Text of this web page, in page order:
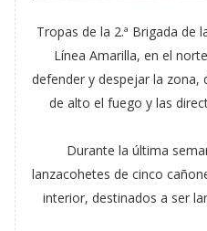
Tropas de la 2.ª Brigada de
Línea Amarilla, en el
defender y despejar la
de alto el fuego y las
Durante la última
lanzacohetes de cinco
interior, destinados a ser